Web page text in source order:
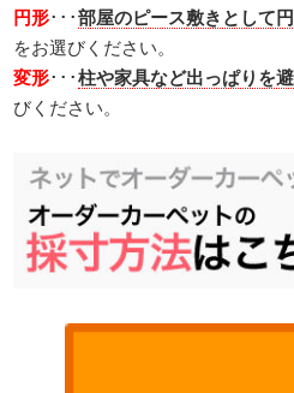
円形･･･部屋のピース敷きとして
をお選びください。
変形･･･柱や家具など出っぱりを
びください。